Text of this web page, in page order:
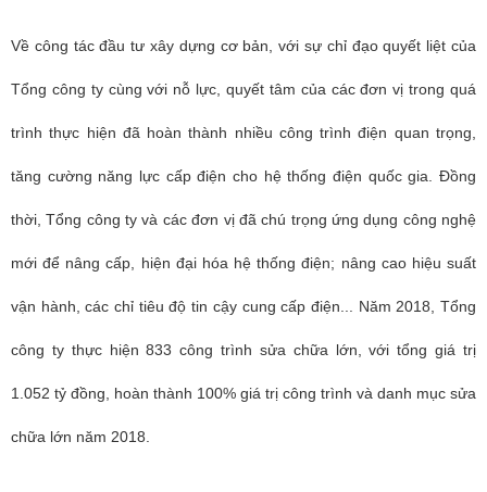
Về công tác đầu tư xây dựng cơ bản, với sự chỉ đạo quyết liệt của
Tổng công ty cùng với nỗ lực, quyết tâm của các đơn vị trong quá
trình thực hiện đã hoàn thành nhiều công trình điện quan trọng,
tăng cường năng lực cấp điện cho hệ thống điện quốc gia. Đồng
thời, Tổng công ty và các đơn vị đã chú trọng ứng dụng công nghệ
mới để nâng cấp, hiện đại hóa hệ thống điện; nâng cao hiệu suất
vận hành, các chỉ tiêu độ tin cậy cung cấp điện... Năm 2018, Tổng
công ty thực hiện 833 công trình sửa chữa lớn, với tổng giá trị
1.052 tỷ đồng, hoàn thành 100% giá trị công trình và danh mục sửa
chữa lớn năm 2018.